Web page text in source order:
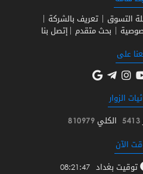
التسوق
تعريف بالشركة
بحث متقدم إتصل بنا
على
الزوار
5413 الكلي 810979
الآن
توقيت بغداد 08:21:47